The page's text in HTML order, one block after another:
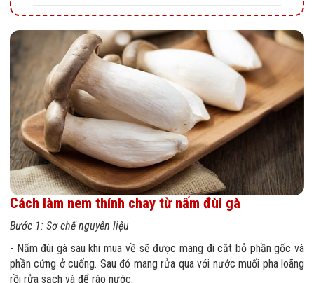
Cách làm nem thính chay từ nấm đùi gà
Bước 1: Sơ chế nguyên liệu
- Nấm đùi gà sau khi mua về sẽ được mang đi cắt bỏ phần gốc và
phần cứng ở cuống. Sau đó mang rửa qua với nước muối pha loãng
rồi rửa sạch và để ráo nước.